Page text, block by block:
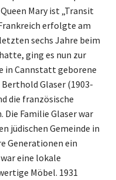
Mary ist „Transit
erfolgte am
letzten sechs Jahre beim
ging es nun zur
in Cannstatt geborene
Glaser (1903-
die französische
Familie Glaser war
jüdischen Gemeinde in
Generationen ein
war eine lokale
Möbel. 1931